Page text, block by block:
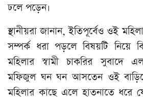
ঢলে পড়েন।
স্থানীয়রা জানান, ইতিপূর্বেও ওই
সম্পর্ক ধরা পড়লে বিষয়টি নিয়ে
মহিলার স্বামী চাকরির সুবাদে
মফিজুল ঘন ঘন আসতেন ওই
মহিলার কাছে এলে হাতনাতে ধরে